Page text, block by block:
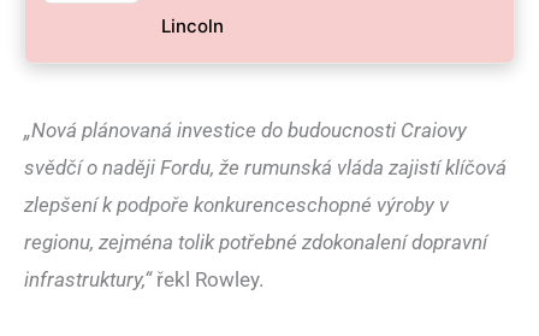
Lincoln
„Nová plánovaná investice do budoucnosti Craiovy
svědčí o naději Fordu, že rumunská vláda zajistí klíčová
zlepšení k podpoře konkurenceschopné výroby v
regionu, zejména tolik potřebné zdokonalení dopravní
infrastruktury,“řekl Rowley.